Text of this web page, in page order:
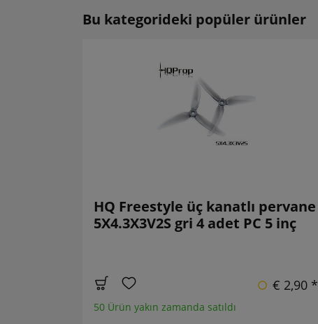
Bu kategorideki popüler ürünler
HQ Freestyle üç kanatlı pervane
5X4.3X3V2S gri 4 adet PC 5 inç
€ 2,90 *
50 Ürün yakın zamanda satıldı